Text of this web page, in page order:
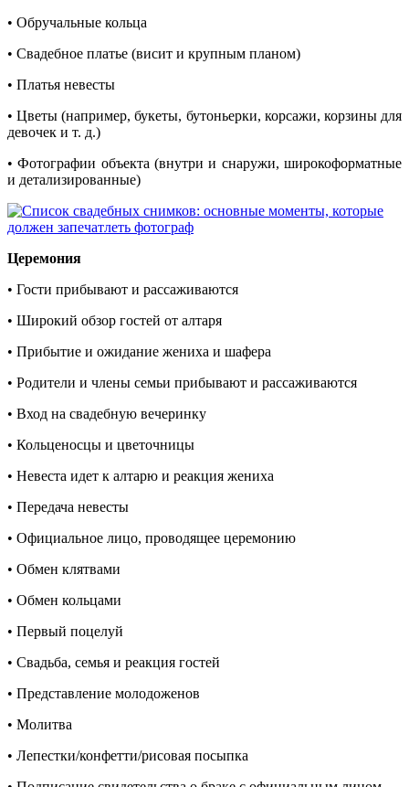
• Обручальные кольца
• Свадебное платье (висит и крупным планом)
• Платья невесты
• Цветы (например, букеты, бутоньерки, корсажи, корзины для
девочек и т. д.)
• Фотографии объекта (внутри и снаружи, широкоформатные
и детализированные)
Церемония
• Гости прибывают и рассаживаются
• Широкий обзор гостей от алтаря
• Прибытие и ожидание жениха и шафера
• Родители и члены семьи прибывают и рассаживаются
• Вход на свадебную вечеринку
• Кольценосцы и цветочницы
• Невеста идет к алтарю и реакция жениха
• Передача невесты
• Официальное лицо, проводящее церемонию
• Обмен клятвами
• Обмен кольцами
• Первый поцелуй
• Свадьба, семья и реакция гостей
• Представление молодоженов
• Молитва
• Лепестки/конфетти/рисовая посыпка